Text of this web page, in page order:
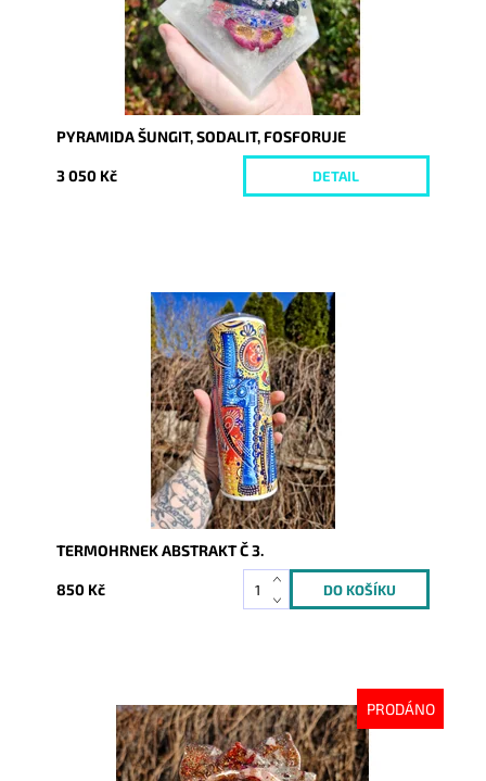
PYRAMIDA ŠUNGIT, SODALIT, FOSFORUJE
3 050 Kč DETAIL
Skladem
10133
TERMOHRNEK ABSTRAKT Č 3.
850 Kč
PRODÁNO
Dostupnost:
Vyprodáno
9990